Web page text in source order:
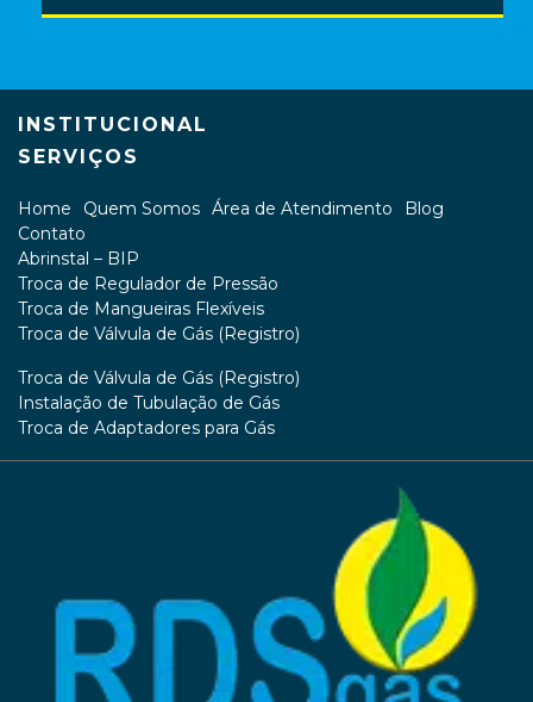
INSTITUCIONAL
SERVIÇOS
Home Quem Somos Área de Atendimento
Blog
Contato
Abrinstal – BIP
Troca de Regulador de Pressão
Troca de Mangueiras Flexíveis
Troca de Válvula de Gás (Registro)
Troca de Válvula de Gás (Registro)
Instalação de Tubulação de Gás
Troca de Adaptadores para Gás